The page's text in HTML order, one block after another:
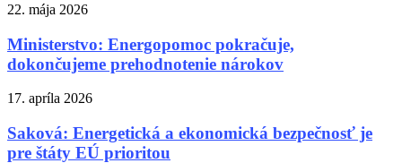
22. mája 2026
Ministerstvo: Energopomoc pokračuje,
dokončujeme prehodnotenie nárokov
17. apríla 2026
Saková: Energetická a ekonomická bezpečnosť je
pre štáty EÚ prioritou